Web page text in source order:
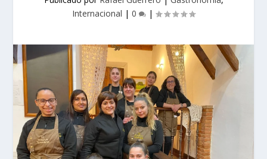
Internacional | 0 |